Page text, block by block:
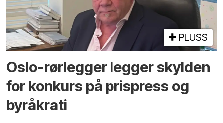
PLUSS
Oslo-rørlegger legger skylden
for konkurs på prispress og
byråkrati